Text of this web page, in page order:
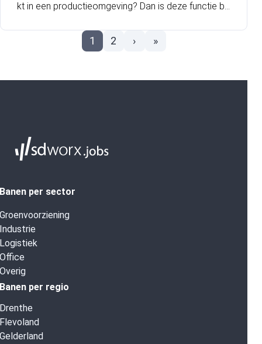
kt in een productieomgeving? Dan is deze functie bij
jaar dé wereldwijde koploper in steenwoloplossinge
n. Met 12.000 collega’s wereldwijd, waarvan 1.200 in
1 2 › »
Banen per sector
Groenvoorziening
Industrie
Logistiek
Office
Overig
Banen per regio
Drenthe
Flevoland
Gelderland